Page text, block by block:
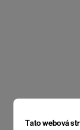
Tato webová